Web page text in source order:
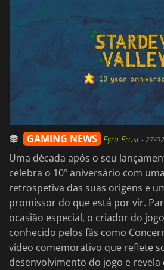
GAMING NEWS Fyra Frost-27/
Uma década após o seu
celebra o 10º aniversário com
retrospetiva das suas origens e
promissor do que está por vir.
ocasião especial, o criador do
conhecido pelos fãs como
vídeo comemorativo que reflete
desenvolvimento do jogo e